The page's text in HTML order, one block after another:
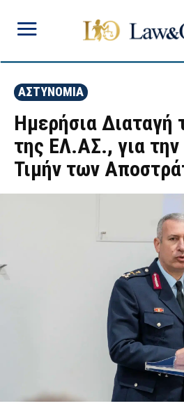
ΑΣΤΥΝΟΜΙΑ
Ημερήσια Διαταγή
της ΕΛ.ΑΣ., για
Τιμήν των